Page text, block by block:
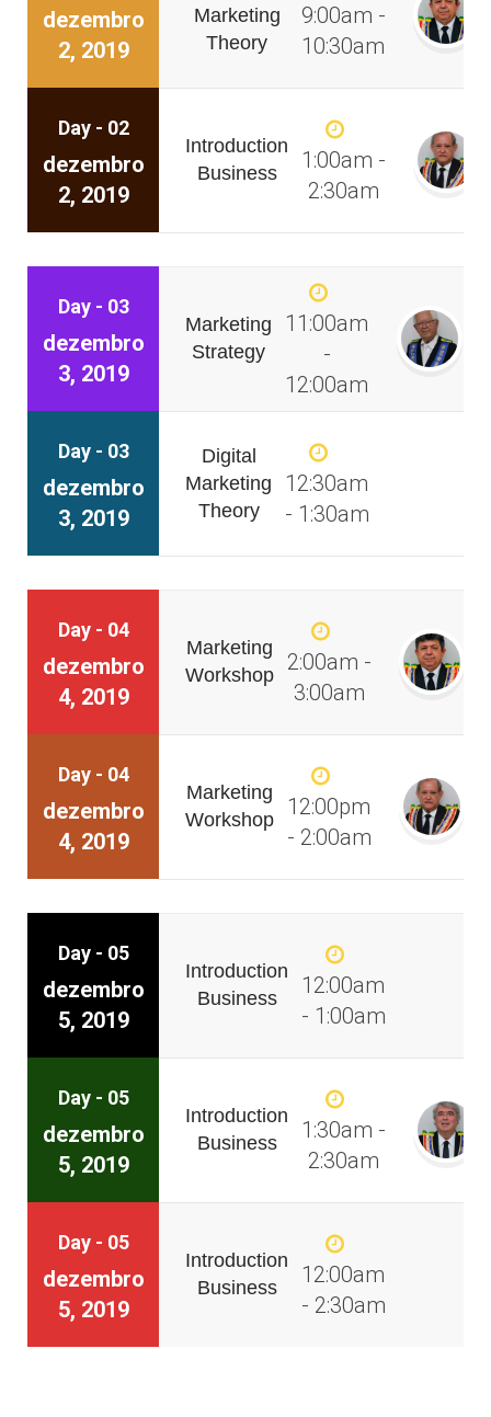
dezembro
2, 2019
Marketing
Theory
9:00am -
10:30am
Day - 02
dezembro
2, 2019
Introduction
Business
1:00am -
2:30am
Day - 03
dezembro
3, 2019
Marketing
Strategy
11:00am
-
12:00am
Day - 03
dezembro
3, 2019
Digital
Marketing
Theory
12:30am
- 1:30am
Day - 04
dezembro
4, 2019
Marketing
Workshop
2:00am -
3:00am
Day - 04
dezembro
4, 2019
Marketing
Workshop
12:00pm
- 2:00am
Day - 05
dezembro
5, 2019
Introduction
Business
12:00am
- 1:00am
Day - 05
dezembro
5, 2019
Introduction
Business
1:30am -
2:30am
Day - 05
dezembro
5, 2019
Introduction
Business
12:00am
- 2:30am